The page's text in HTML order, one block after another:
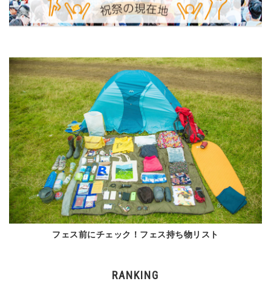
フェス前にチェック！フェス持ち物リスト
RANKING